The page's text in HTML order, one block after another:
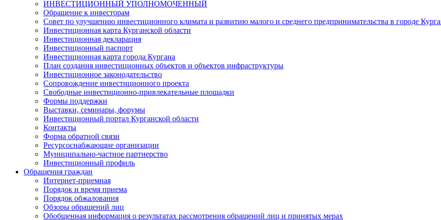
ИНВЕСТИЦИОННЫЙ УПОЛНОМОЧЕННЫЙ
Обращение к инвесторам
Совет по улучшению инвестиционного климата и развитию малого и среднего предпринимательства в городе
Инвестиционная карта Курганской области
Инвестиционная декларация
Инвестиционный паспорт
Инвестиционная карта города Кургана
План создания инвестиционных объектов и объектов инфраструктуры
Инвестиционное законодательство
Сопровождение инвестиционного проекта
Свободные инвестиционно-привлекательные площадки
Формы поддержки
Выставки, семинары, форумы
Инвестиционный портал Курганской области
Контакты
Форма обратной связи
Ресурсоснабжающие организации
Муниципально-частное партнерство
Инвестиционный профиль
Обращения граждан
Интернет-приемная
Порядок и время приема
Порядок обжалования
Обзоры обращений лиц
Обобщенная информация о результатах рассмотрения обращений лиц и принятых мерах